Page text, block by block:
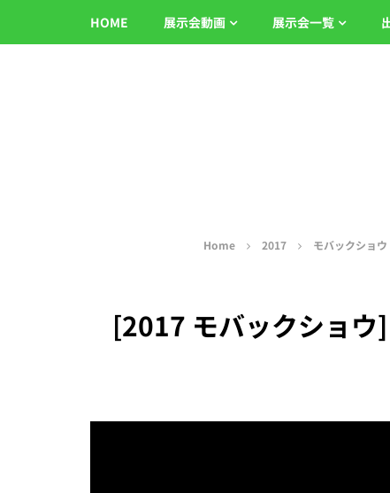
HOME 展示会動画 展示会一覧
Home 2017 モバックショ
[2017 モバックショウ